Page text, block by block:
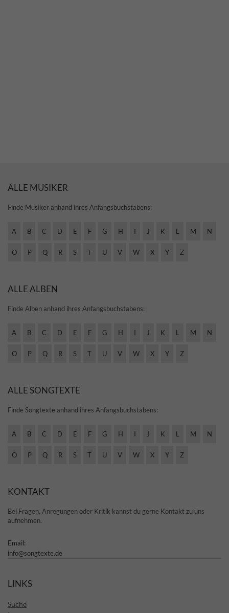
ALLE MUSIKER
Finde Musiker anhand ihres Anfangsbuchstabens:
A B C D E F G H I J K L M N
O P Q R S T U V W X Y Z
ALLE ALBEN
Finde Alben anhand ihres Anfangsbuchstabens:
A B C D E F G H I J K L M N
O P Q R S T U V W X Y Z
ALLE SONGTEXTE
Finde Songtexte anhand ihres Anfangsbuchstabens:
A B C D E F G H I J K L M N
O P Q R S T U V W X Y Z
KONTAKT
Bei Fragen, Anregungen oder Kritik kannst du gerne Kontakt zu uns
aufnehmen.
Email:
info@songtexte.de
LINKS
Suche